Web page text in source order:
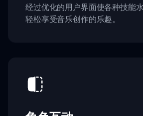
经过优化的用户界面使各种技能
轻松享受音乐创作的乐趣。